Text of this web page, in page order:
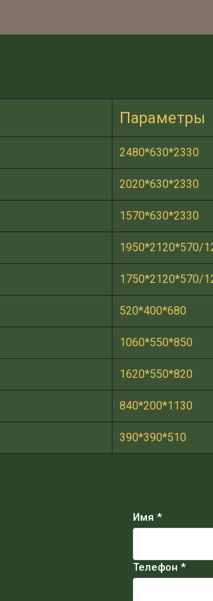
Параметры
2480*630*2330
2020*630*2330
1570*630*2330
1950*2120*570/
1750*2120*570/
520*400*680
1060*550*850
1620*550*820
840*200*1130
390*390*510
Имя *
Телефон *